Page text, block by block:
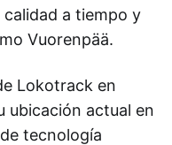
a tiempo y
Vuorenpää.
Lokotrack en
ubicación actual en
tecnología